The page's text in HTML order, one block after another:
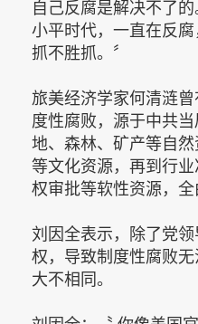
自己反腐是解决不了
小平时代，一直在反腐
抓不胜抓。〞
旅美经济学家何清涟
度性腐败，源于中共
地、森林、矿产等自
等文化资源，再到行
权审批等软性资源，全
刘因全表示，除了党
权，导致制度性腐败
大不相同。